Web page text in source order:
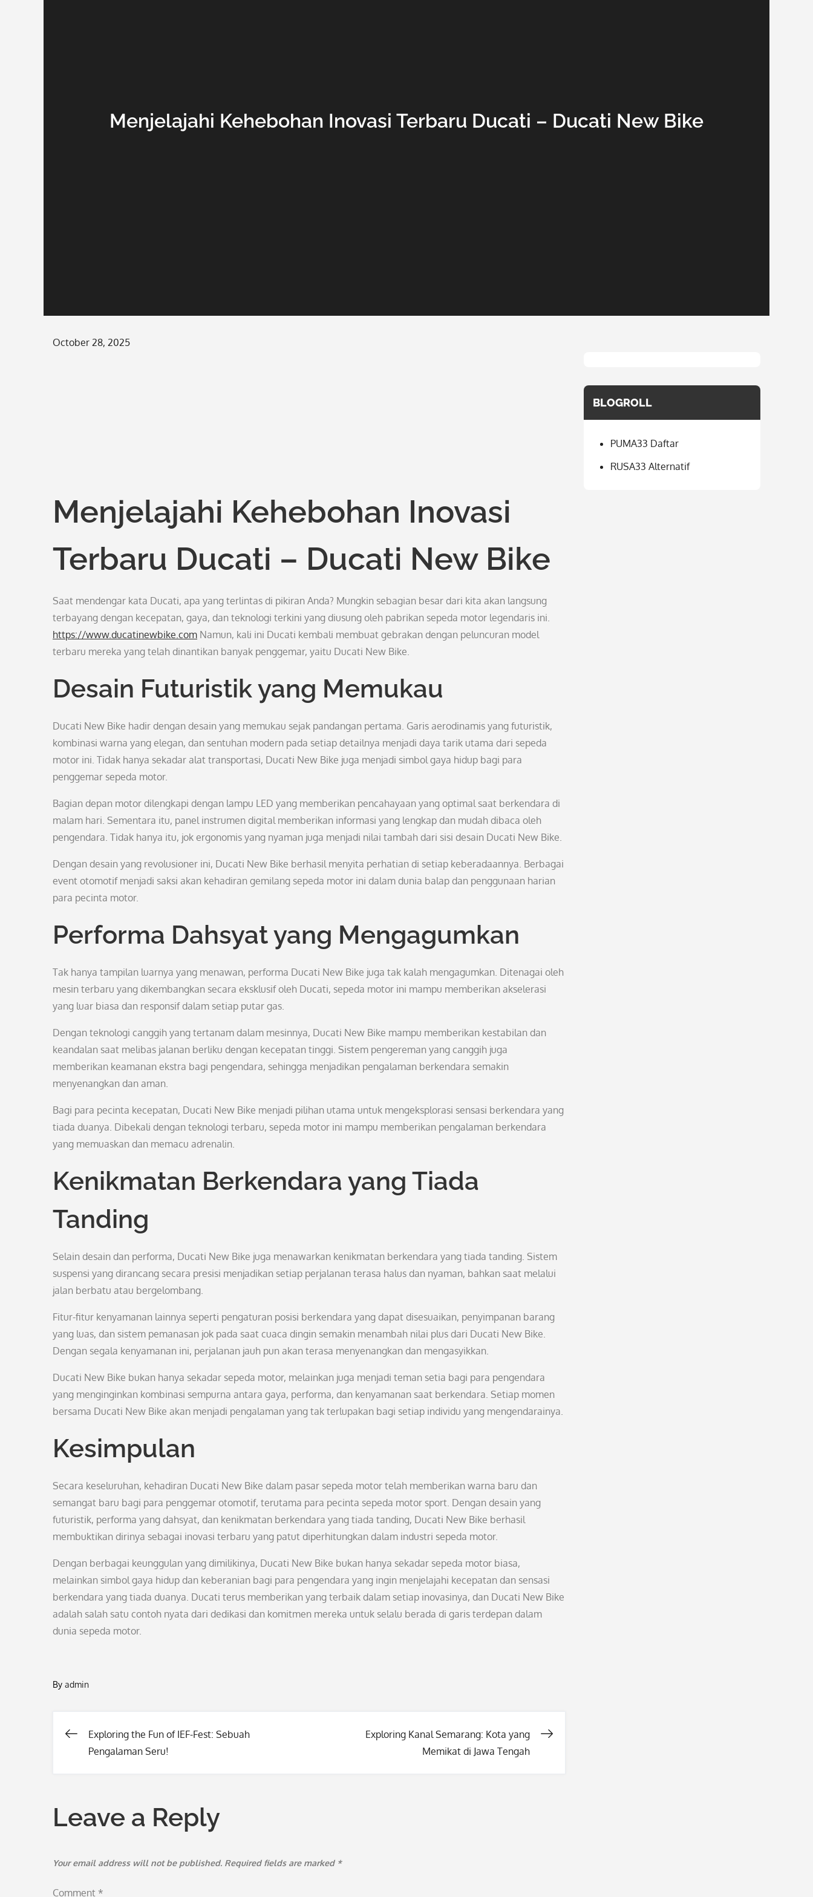
Menjelajahi Kehebohan Inovasi Terbaru Ducati – Ducati New Bike
Posted
October 28, 2025
Menjelajahi Kehebohan Inovasi
Terbaru Ducati – Ducati New Bike
Saat mendengar kata Ducati, apa yang terlintas di pikiran Anda? Mungkin sebagian besar dari kita akan langsung
terbayang dengan kecepatan, gaya, dan teknologi terkini yang diusung oleh pabrikan sepeda motor legendaris ini.
https://www.ducatinewbike.com Namun, kali ini Ducati kembali membuat gebrakan dengan peluncuran model
terbaru mereka yang telah dinantikan banyak penggemar, yaitu Ducati New Bike.
Desain Futuristik yang Memukau
Ducati New Bike hadir dengan desain yang memukau sejak pandangan pertama. Garis aerodinamis yang futuristik,
kombinasi warna yang elegan, dan sentuhan modern pada setiap detailnya menjadi daya tarik utama dari sepeda
motor ini. Tidak hanya sekadar alat transportasi, Ducati New Bike juga menjadi simbol gaya hidup bagi para
penggemar sepeda motor.
Bagian depan motor dilengkapi dengan lampu LED yang memberikan pencahayaan yang optimal saat berkendara di
malam hari. Sementara itu, panel instrumen digital memberikan informasi yang lengkap dan mudah dibaca oleh
pengendara. Tidak hanya itu, jok ergonomis yang nyaman juga menjadi nilai tambah dari sisi desain Ducati New Bike.
Dengan desain yang revolusioner ini, Ducati New Bike berhasil menyita perhatian di setiap keberadaannya. Berbagai
event otomotif menjadi saksi akan kehadiran gemilang sepeda motor ini dalam dunia balap dan penggunaan harian
para pecinta motor.
Performa Dahsyat yang Mengagumkan
Tak hanya tampilan luarnya yang menawan, performa Ducati New Bike juga tak kalah mengagumkan. Ditenagai oleh
mesin terbaru yang dikembangkan secara eksklusif oleh Ducati, sepeda motor ini mampu memberikan akselerasi
yang luar biasa dan responsif dalam setiap putar gas.
Dengan teknologi canggih yang tertanam dalam mesinnya, Ducati New Bike mampu memberikan kestabilan dan
keandalan saat melibas jalanan berliku dengan kecepatan tinggi. Sistem pengereman yang canggih juga
memberikan keamanan ekstra bagi pengendara, sehingga menjadikan pengalaman berkendara semakin
menyenangkan dan aman.
Bagi para pecinta kecepatan, Ducati New Bike menjadi pilihan utama untuk mengeksplorasi sensasi berkendara yang
tiada duanya. Dibekali dengan teknologi terbaru, sepeda motor ini mampu memberikan pengalaman berkendara
yang memuaskan dan memacu adrenalin.
Kenikmatan Berkendara yang Tiada
Tanding
Selain desain dan performa, Ducati New Bike juga menawarkan kenikmatan berkendara yang tiada tanding. Sistem
suspensi yang dirancang secara presisi menjadikan setiap perjalanan terasa halus dan nyaman, bahkan saat melalui
jalan berbatu atau bergelombang.
Fitur-fitur kenyamanan lainnya seperti pengaturan posisi berkendara yang dapat disesuaikan, penyimpanan barang
yang luas, dan sistem pemanasan jok pada saat cuaca dingin semakin menambah nilai plus dari Ducati New Bike.
Dengan segala kenyamanan ini, perjalanan jauh pun akan terasa menyenangkan dan mengasyikkan.
Ducati New Bike bukan hanya sekadar sepeda motor, melainkan juga menjadi teman setia bagi para pengendara
yang menginginkan kombinasi sempurna antara gaya, performa, dan kenyamanan saat berkendara. Setiap momen
bersama Ducati New Bike akan menjadi pengalaman yang tak terlupakan bagi setiap individu yang mengendarainya.
Kesimpulan
Secara keseluruhan, kehadiran Ducati New Bike dalam pasar sepeda motor telah memberikan warna baru dan
semangat baru bagi para penggemar otomotif, terutama para pecinta sepeda motor sport. Dengan desain yang
futuristik, performa yang dahsyat, dan kenikmatan berkendara yang tiada tanding, Ducati New Bike berhasil
membuktikan dirinya sebagai inovasi terbaru yang patut diperhitungkan dalam industri sepeda motor.
Dengan berbagai keunggulan yang dimilikinya, Ducati New Bike bukan hanya sekadar sepeda motor biasa,
melainkan simbol gaya hidup dan keberanian bagi para pengendara yang ingin menjelajahi kecepatan dan sensasi
berkendara yang tiada duanya. Ducati terus memberikan yang terbaik dalam setiap inovasinya, dan Ducati New Bike
adalah salah satu contoh nyata dari dedikasi dan komitmen mereka untuk selalu berada di garis terdepan dalam
dunia sepeda motor.
By admin
Post
Exploring the Fun of IEF-Fest: Sebuah
Pengalaman Seru!
Exploring Kanal Semarang: Kota yang
Memikat di Jawa Tengah
Leave a Reply
Your email address will not be published. Required fields are marked *
Comment *
BLOGROLL
PUMA33 Daftar
RUSA33 Alternatif